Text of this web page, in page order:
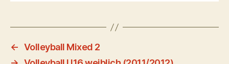
← Volleyball Mixed 2